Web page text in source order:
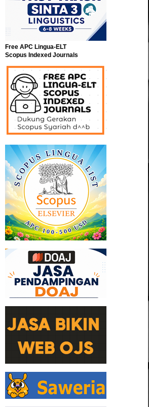
Free APC Lingua-ELT
Scopus Indexed Journals